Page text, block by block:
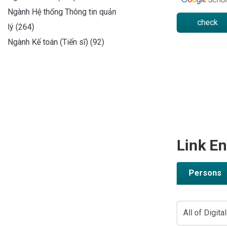
Ngành Hệ thống Thông tin quản
lý (264)
Ngành Kế toán (Tiến sĩ) (92)
check
Link
Persons
All of